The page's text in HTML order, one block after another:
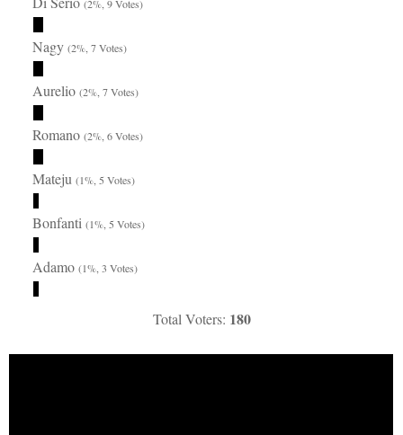
(2%, 9 Votes)
Nagy(2%, 7 Votes)
Aurelio(2%, 7 Votes)
Romano(2%, 6 Votes)
Mateju(1%, 5 Votes)
Bonfanti(1%, 5 Votes)
Adamo(1%, 3 Votes)
Total Voters: 180